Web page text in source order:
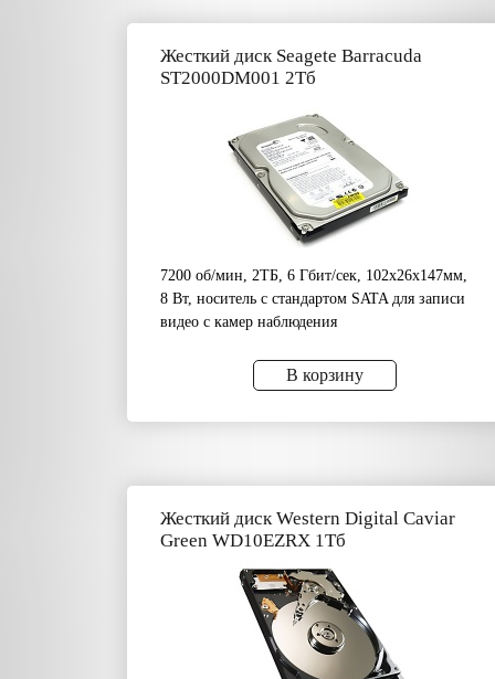
Жесткий диск Seagete Barracuda
ST2000DM001 2Тб
7200 об/мин, 2ТБ, 6 Гбит/сек, 102x26x147мм,
8 Вт, носитель с стандартом SATA для записи
видео с камер наблюдения
В корзину
Жесткий диск Western Digital Caviar
Green WD10EZRX 1Тб